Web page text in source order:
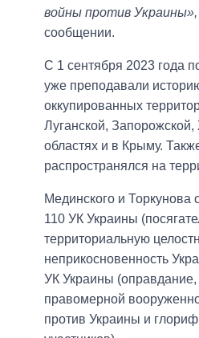
войны против Украины»,
сообщении.
С 1 сентября 2023 года
уже преподавали
оккупированных
Луганской, Запорожской,
областях и в Крыму.
распространялся на
Мединского и Торкунова
110 УК Украины
территориальную
неприкосновенность
УК Украины (оправдание,
правомерной
против Украины и